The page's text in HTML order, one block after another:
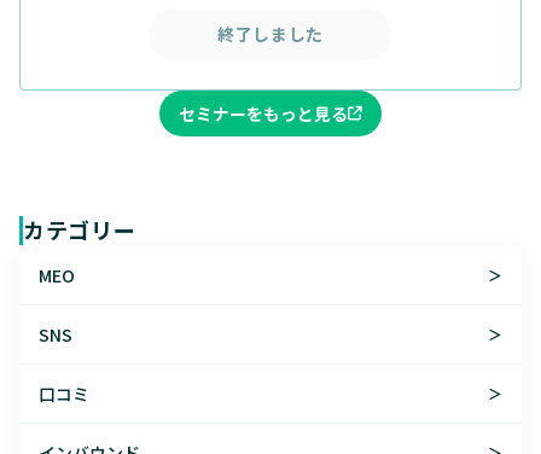
終了しました
セミナーをもっと見る
カテゴリー
MEO ＞
SNS ＞
口コミ ＞